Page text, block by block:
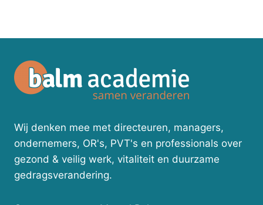
Wij denken mee met directeuren, managers,
ondernemers, OR's, PVT's en professionals over
gezond & veilig werk, vitaliteit en duurzame
gedragsverandering.